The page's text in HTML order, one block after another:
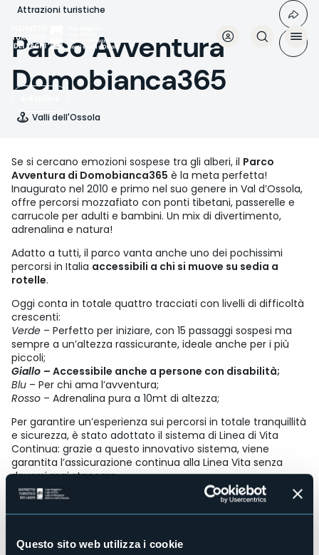
Questo sito web utilizza i cookie
Salta
contenuto
principale
Attrazioni turistiche
Parco Avventura
Domobianca365
Valli dell'Ossola
Se si cercano emozioni sospese tra gli alberi, il Parco
Avventura di Domobianca365 è la meta perfetta!
Inaugurato nel 2010 e primo nel suo genere in Val d’Ossola,
offre percorsi mozzafiato con ponti tibetani, passerelle e
carrucole per adulti e bambini. Un mix di divertimento,
adrenalina e natura!
Adatto a tutti, il parco vanta anche uno dei pochissimi
percorsi in Italia accessibili a chi si muove su sedia a
rotelle.
Oggi conta in totale quattro tracciati con livelli di difficoltà
crescenti:
Verde – Perfetto per iniziare, con 15 passaggi sospesi ma
sempre a un’altezza rassicurante, ideale anche per i più
piccoli;
Giallo – Accessibile anche a persone con disabilità;
Blu – Per chi ama l’avventura;
Rosso – Adrenalina pura a 10mt di altezza;
Per garantire un’esperienza sui percorsi in totale tranquillità
e sicurezza, è stato adottato il sistema di Linea di Vita
Continua: grazie a questo innovativo sistema, viene
garantita l’assicurazione continua alla Linea Vita senza
doversi mai staccare.
ph. Arch. Domobianca365 - Giulia Giussani, Martina
Schibuola
info@domobianca.it